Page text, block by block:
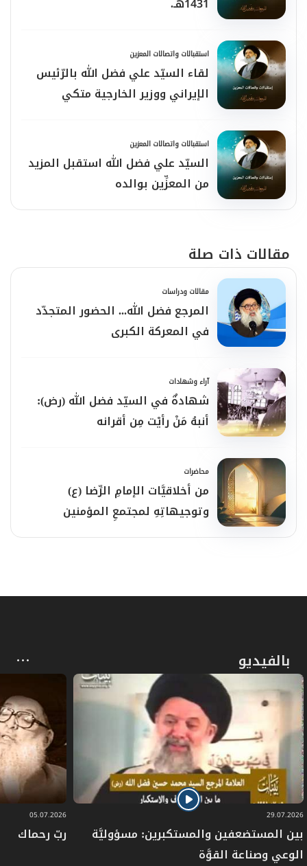
استقبالات واتصالات المعزين
لقاء السيّد علي فضل الله بالرّئيس
الإيراني ووزير الخارجية متكي
استقبالات واتصالات المعزين
السيّد علي فضل الله استقبل المزيد
من المعزِّين بوالده
مقالات ذات صلة
مقالات ودراسات
المرجع فضل الله... الحضور المتجدّد
في المعركة الكبرى
آراء وشهادات
شهادةٌ في السيّد فضل الله (رض):
أنبهُ مَنْ رأيْت مِن أقرانه
محاضرات
من أخلاقيَّات الإمامِ الرِّضا (ع)
وتوجيهاتِهِ لمجتمعِ المؤمنين
بالفيديو
29.07.2026
بين المستضعفين والمستكبرين: مسؤوليَّة
الوعي وصناعة القوَّة
05.07.2026
ربّ رحماك